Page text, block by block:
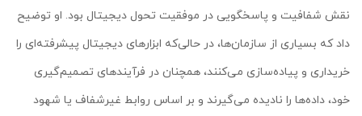
نقش شفافیت و پاسخگویی در موفقیت تحول دیجیتال بود. او توضیح
داد که بسیاری از سازمان‌ها، در حالی‌که ابزارهای دیجیتال پیشرفته‌ای را
خریداری و پیاده‌سازی می‌کنند، همچنان در فرآیندهای تصمیم‌گیری
خود، داده‌ها را نادیده می‌گیرند و بر اساس روابط غیرشفاف یا شهود